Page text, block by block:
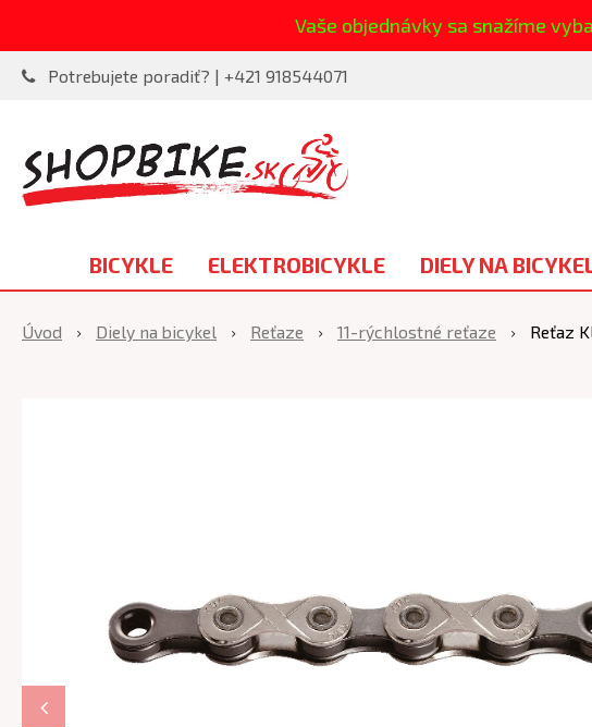
Vaše objednávky sa snažíme
Potrebujete poradiť? | +421 918544071
BICYKLE ELEKTROBICYKLE DIELY NA
Úvod Diely na bicykel Reťaze 11-rýchlostné reťaze Reťaz